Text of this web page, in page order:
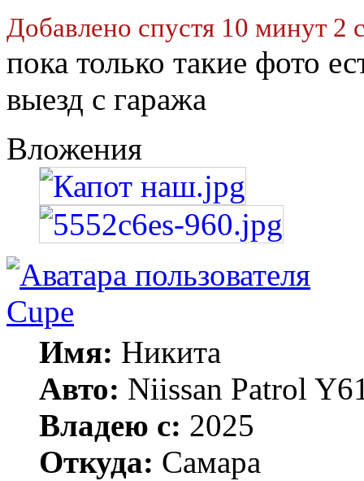
Добавлено спустя 10 минут 2
пока только такие фото
выезд с гаража
Вложения
Cupe
Имя: Никита
Авто: Niissan Patrol
Владею с: 2025
Откуда: Самара